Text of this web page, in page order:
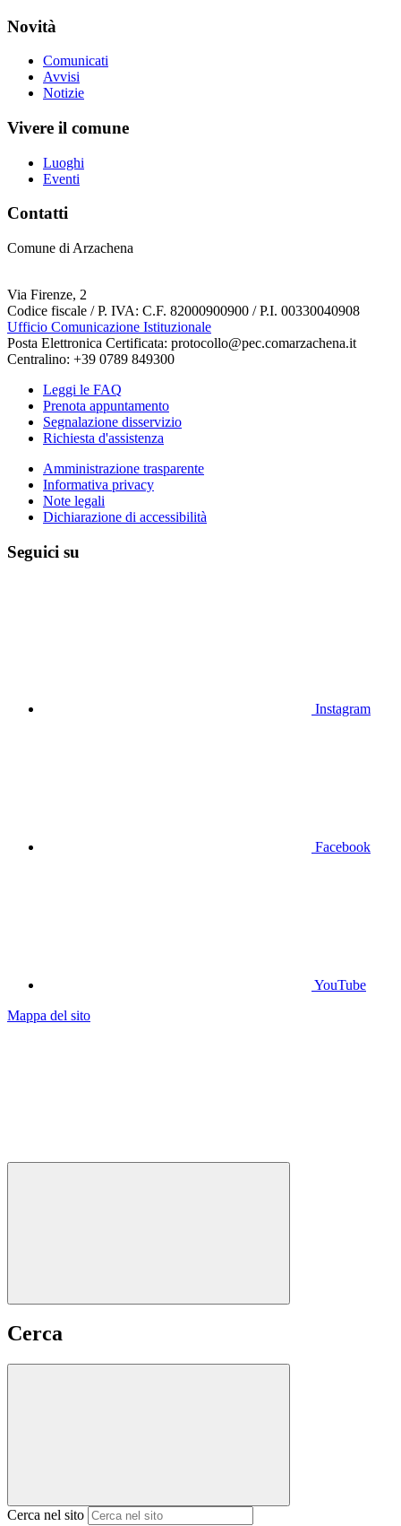
Novità
Comunicati
Avvisi
Notizie
Vivere il comune
Luoghi
Eventi
Contatti
Comune di Arzachena
Via Firenze, 2
Codice fiscale / P. IVA: C.F. 82000900900 / P.I. 00330040908
Ufficio Comunicazione Istituzionale
Posta Elettronica Certificata: protocollo@pec.comarzachena.it
Centralino: +39 0789 849300
Leggi le FAQ
Prenota appuntamento
Segnalazione disservizio
Richiesta d'assistenza
Amministrazione trasparente
Informativa privacy
Note legali
Dichiarazione di accessibilità
Seguici su
Instagram
Facebook
YouTube
Mappa del sito
Cerca
Cerca nel sito